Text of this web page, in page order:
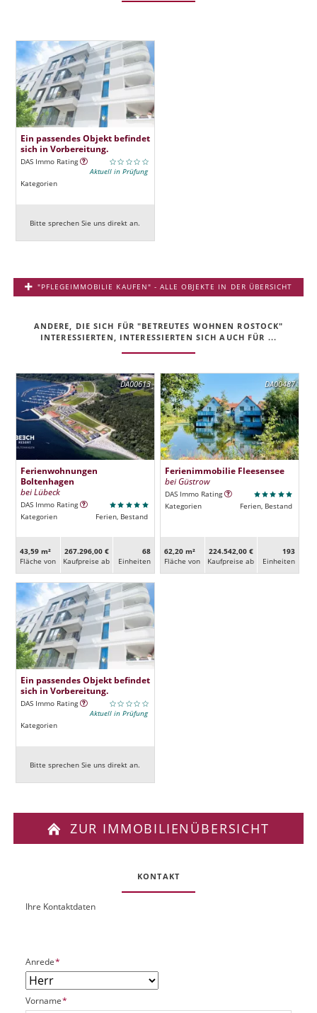
Ein passendes Objekt befindet
sich in Vorbereitung.
DAS Immo Rating
Aktuell in Prüfung
Kategorien
Bitte sprechen Sie uns direkt an.
"PFLEGEIMMOBILIE KAUFEN" - ALLE OBJEKTE IN DER ÜBERSICHT
ANDERE, DIE SICH FÜR "BETREUTES WOHNEN ROSTOCK"
INTERESSIERTEN, INTERESSIERTEN SICH AUCH FÜR ...
DA00613
Ferienwohnungen
Boltenhagen
bei Lübeck
DAS Immo Rating
Kategorien
Ferien, Bestand
43,59 m²
Fläche von
267.296,00 €
Kaufpreise ab
68
Ein­heiten
DA00487
Ferienimmobilie Fleesensee
bei Güstrow
DAS Immo Rating
Kategorien
Ferien, Bestand
62,20 m²
Fläche von
224.542,00 €
Kaufpreise ab
193
Ein­heiten
Ein passendes Objekt befindet
sich in Vorbereitung.
DAS Immo Rating
Aktuell in Prüfung
Kategorien
Bitte sprechen Sie uns direkt an.
ZUR IMMOBILIENÜBERSICHT
KONTAKT
O
k
P
UIhre Kontaktdaten
P
f
l
i
Anrede*
P
Vorname*